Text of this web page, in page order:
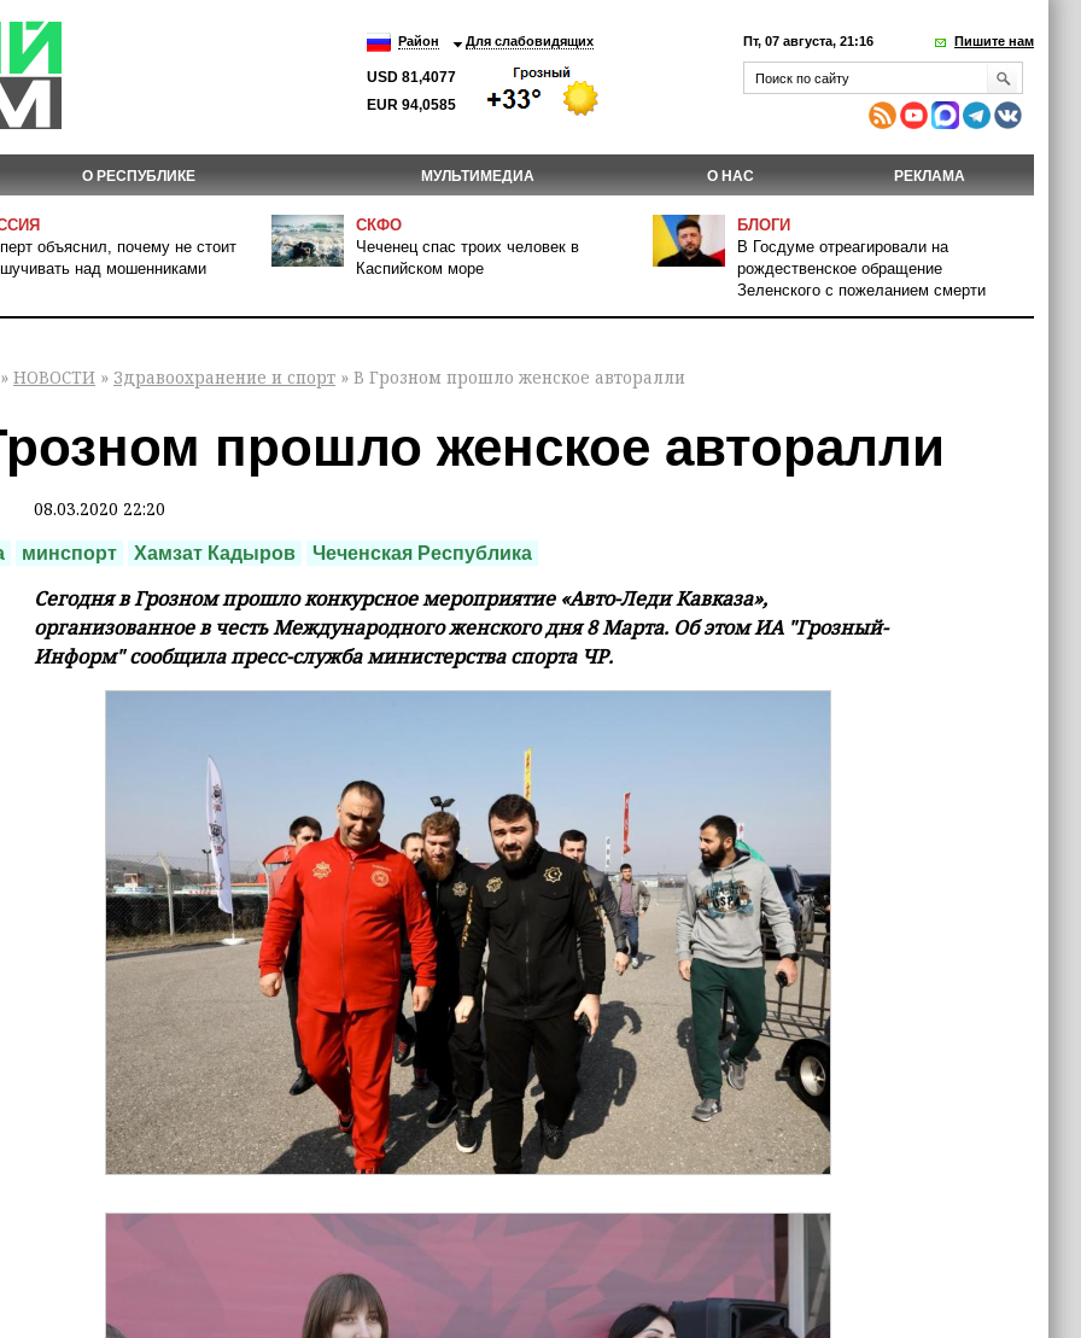
Район Для слабовидящих
USD 81,4077
EUR 94,0585
Пт, 07 августа, 21:16 Пишите нам
О РЕСПУБЛИКЕ МУЛЬТИМЕДИА О НАС РЕКЛАМА
объяснил, почему не стоит
над мошенниками
СКФО
Чеченец спас троих человек в
Каспийском море
БЛОГИ
В Госдуме отреагировали на
рождественское обращение
Зеленского с пожеланием смерти
» НОВОСТИ » Здравоохранение и спорт » В Грозном прошло женское авторалли
прошло женское авторалли
08.03.2020 22:20
минспорт Хамзат Кадыров Чеченская Республика
Сегодня в Грозном прошло конкурсное мероприятие «Авто-Леди Кавказа»,
организованное в честь Международного женского дня 8 Марта. Об этом ИА "Грозный-
Информ" сообщила пресс-служба министерства спорта ЧР.